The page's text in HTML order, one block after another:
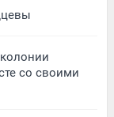
со своими